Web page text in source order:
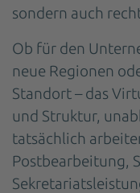
sondern auch
Ob für den
neue Regionen
Standort – das
und Struktur,
tatsächlich
Postbearbeitung,